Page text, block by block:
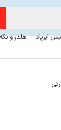
ایرپاد
هلدر و